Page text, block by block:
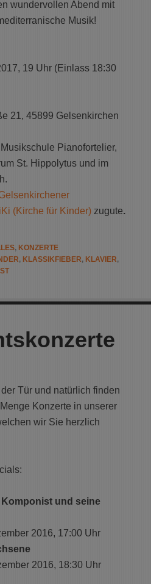
wundervollen Abend mit
Musik!
19 Uhr (Einlass 18:30
21 , 45899 Gelsenkirchen
Pianofortelier,
St. Hippolytus und im
(Kirche für Kinder) zugute.
, KONZERTE
, KLASSIKFIEBER, KLAVIER,
Tür und natürlich finden
Konzerte in unserer
wir Sie herzlich
und seine
2016, 17:00 Uhr
2016, 18:30 Uhr